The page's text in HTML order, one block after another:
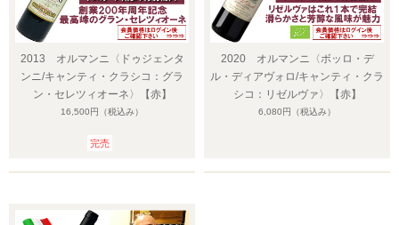
2013 オルマンニ〈ドゥジェンタ
ンニ/キャンティ・クラシコ：グラ
ン・セレツィオーネ〉【赤】
16,500円 （税込み）
完売
2020 オルマンニ〈ボッロ・デ
ル・ディアヴォロ/キャンティ・クラ
シコ：リゼルヴァ〉【赤】
6,080円 （税込み）